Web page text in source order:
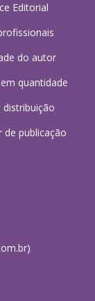
Editorial
do autor
quantidade
distribuição
de publicação